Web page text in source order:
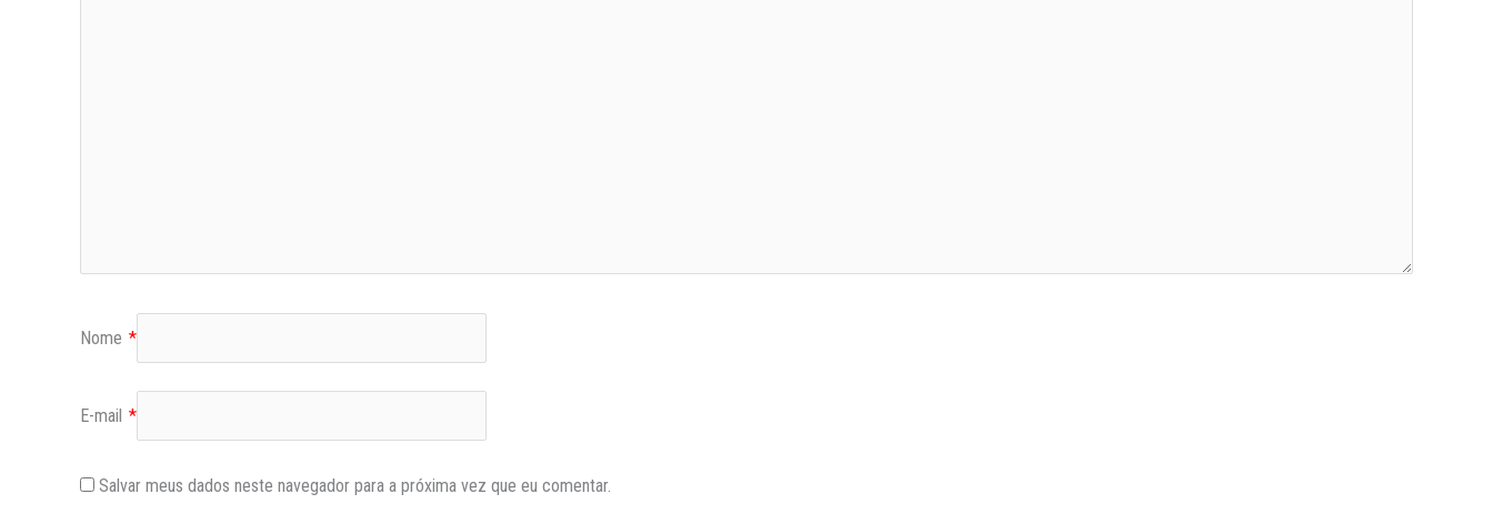
Nome *
E-mail *
Salvar meus dados neste navegador para a próxima vez que eu comentar.